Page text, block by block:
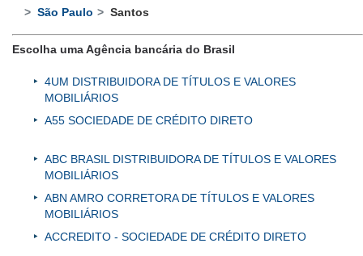
São Paulo
Santos
Escolha uma Agência bancária do Brasil
4UM DISTRIBUIDORA DE TÍTULOS E VALORES
MOBILIÁRIOS
A55 SOCIEDADE DE CRÉDITO DIRETO
ABC BRASIL DISTRIBUIDORA DE TÍTULOS E VALORES
MOBILIÁRIOS
ABN AMRO CORRETORA DE TÍTULOS E VALORES
MOBILIÁRIOS
ACCREDITO - SOCIEDADE DE CRÉDITO DIRETO